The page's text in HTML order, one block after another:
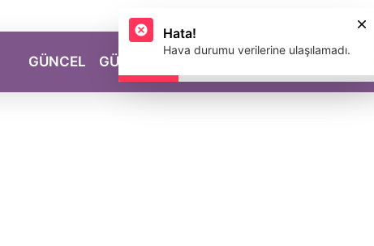
GÜNCEL GÜZELLİK MAGAZİN
Hata!
Hava durumu verilerine ulaşılamadı.